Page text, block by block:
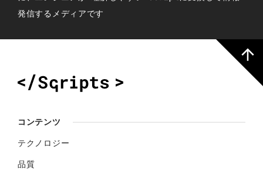
発信するメディアです
コンテンツ
テクノロジー
品質